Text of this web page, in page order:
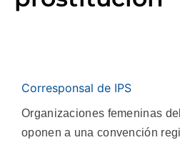
Corresponsal de IPS
Organizaciones femeninas
oponen a una convención